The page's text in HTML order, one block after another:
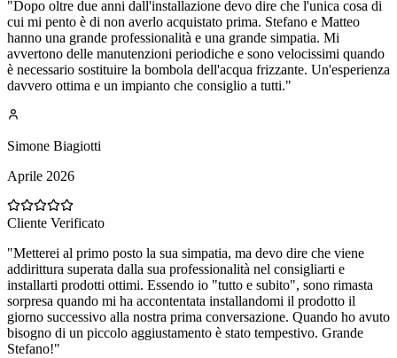
"Dopo oltre due anni dall'installazione devo dire che l'unica cosa di
cui mi pento è di non averlo acquistato prima. Stefano e Matteo
hanno una grande professionalità e una grande simpatia. Mi
avvertono delle manutenzioni periodiche e sono velocissimi quando
è necessario sostituire la bombola dell'acqua frizzante. Un'esperienza
davvero ottima e un impianto che consiglio a tutti."
Simone Biagiotti
Aprile 2026
Cliente Verificato
"Metterei al primo posto la sua simpatia, ma devo dire che viene
addirittura superata dalla sua professionalità nel consigliarti e
installarti prodotti ottimi. Essendo io "tutto e subito", sono rimasta
sorpresa quando mi ha accontentata installandomi il prodotto il
giorno successivo alla nostra prima conversazione. Quando ho avuto
bisogno di un piccolo aggiustamento è stato tempestivo. Grande
Stefano!"